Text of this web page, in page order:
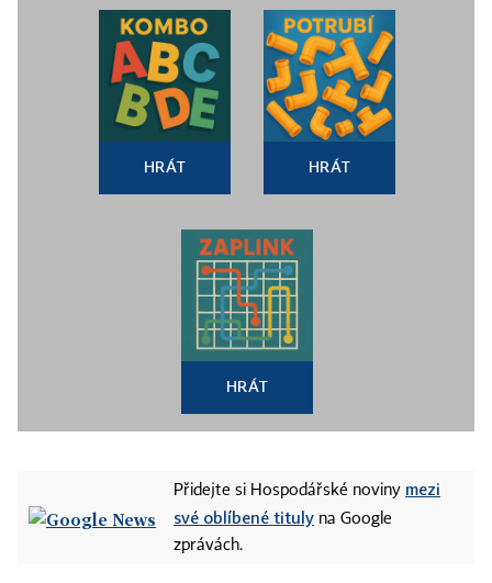
HRÁT HRÁT
HRÁT
Přidejte si Hospodářské noviny mezi
své oblíbené tituly na Google
zprávách.